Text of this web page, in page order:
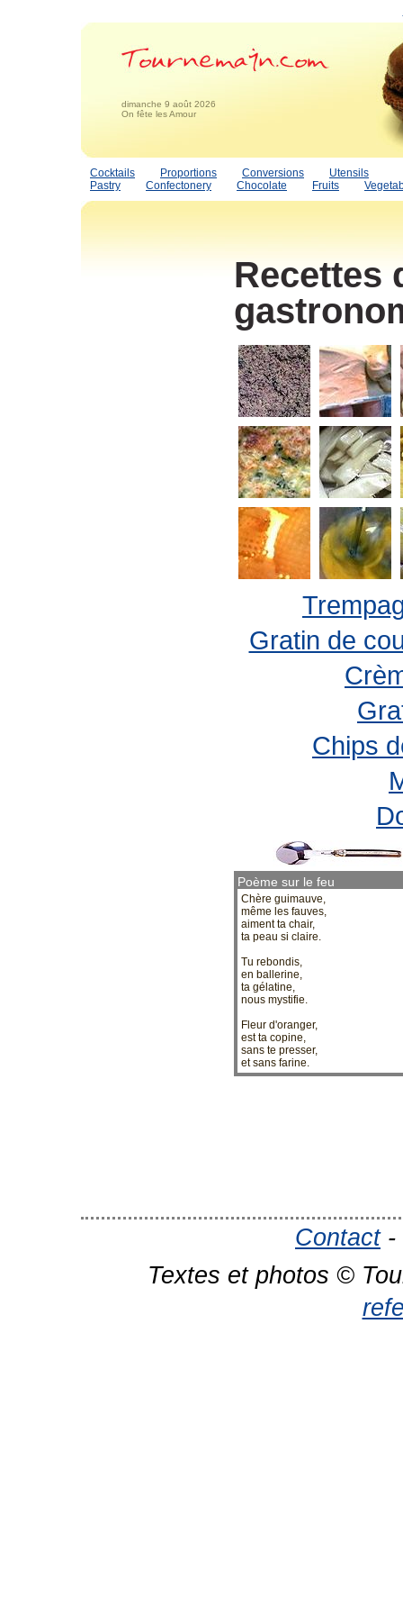
dimanche 9 août 2026
On fête les Amour
Cocktails Proportions Conversions
Utensils
Pastry
Confectonery Chocolate Fruits
Recettes
Gratin de
Chips
Poème sur le feu
Chère guimauve,
même les fauves,
aiment ta chair,
ta peau si claire.
Tu rebondis,
en ballerine,
ta gélatine,
nous mystifie.
Fleur d'oranger,
est ta copine,
sans te presser,
et sans farine.
Contact-
Textes et photos ©